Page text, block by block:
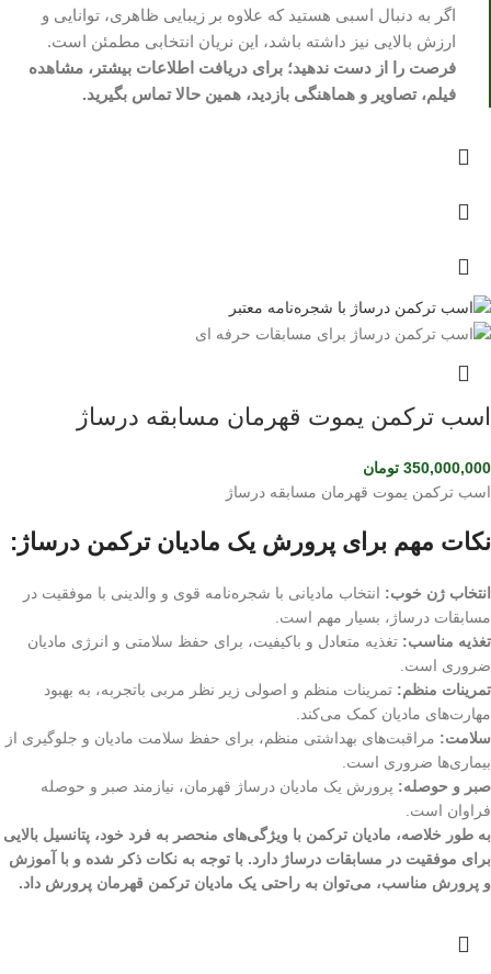
اگر به دنبال اسبی هستید که علاوه بر زیبایی ظاهری، توانایی و
ارزش بالایی نیز داشته باشد، این نریان انتخابی مطمئن است.
فرصت را از دست ندهید؛ برای دریافت اطلاعات بیشتر، مشاهده
فیلم، تصاویر و هماهنگی بازدید، همین حالا تماس بگیرید.
اسب ترکمن یموت قهرمان مسابقه درساژ
350,000,000 تومان
اسب ترکمن یموت قهرمان مسابقه درساژ
نکات مهم برای پرورش یک مادیان ترکمن درساژ:
انتخاب ژن خوب: انتخاب مادیانی با شجره‌نامه قوی و والدینی با موفقیت در
مسابقات درساژ، بسیار مهم است.
تغذیه مناسب: تغذیه متعادل و باکیفیت، برای حفظ سلامتی و انرژی مادیان
ضروری است.
تمرینات منظم: تمرینات منظم و اصولی زیر نظر مربی باتجربه، به بهبود
مهارت‌های مادیان کمک می‌کند.
سلامت: مراقبت‌های بهداشتی منظم، برای حفظ سلامت مادیان و جلوگیری از
بیماری‌ها ضروری است.
صبر و حوصله: پرورش یک مادیان درساژ قهرمان، نیازمند صبر و حوصله
فراوان است.
به طور خلاصه، مادیان ترکمن با ویژگی‌های منحصر به فرد خود، پتانسیل بالایی
برای موفقیت در مسابقات درساژ دارد. با توجه به نکات ذکر شده و با آموزش
و پرورش مناسب، می‌توان به راحتی یک مادیان ترکمن قهرمان پرورش داد.